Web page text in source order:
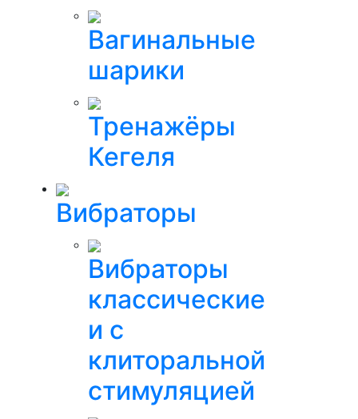
Вагинальные
шарики
Тренажёры
Кегеля
Вибраторы
Вибраторы
классические
и с
клиторальной
стимуляцией